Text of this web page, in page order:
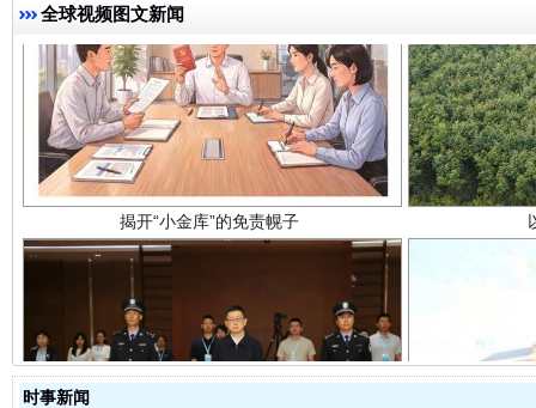
全球视频图文新闻
揭开“小金库”的免责幌子
受贿1.44亿！段成刚被判无期 从幼
时事新闻